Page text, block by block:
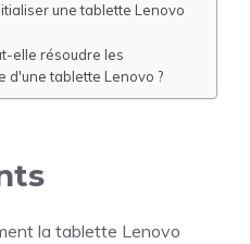
une tablette Lenovo
elle résoudre les
d'une tablette Lenovo ?
la tablette Lenovo